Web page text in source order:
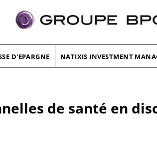
D'EPARGNE NATIXIS INVESTMENT
de santé en